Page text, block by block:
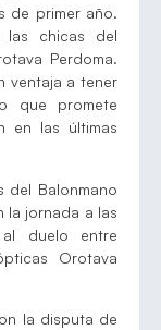
de primer año.
las chicas del
Perdoma.
ventaja a tener
que promete
en las últimas
del Balonmano
la jornada a las
duelo entre
Orotava
la disputa de